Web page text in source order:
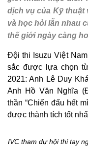
dịch vụ của Kỹ thuật
và học hỏi lẫn nhau
thế giới ngày càng
Đội thi Isuzu Việt
sắc được lựa chọn
2021: Anh Lê Duy
Anh Hồ Văn Nghĩa
thần “Chiến đấu hết
được thành tích tốt
IVC tham dự hội thi tay